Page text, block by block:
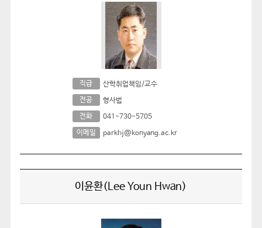
직급
산학취업책임/교수
전공
형사법
전화
041-730-5705
이메일
parkhj@konyang.ac.kr
이윤환(Lee Youn Hwan)